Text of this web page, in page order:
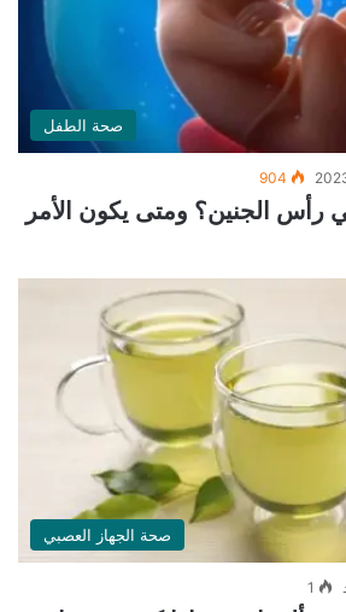
صحة الطفل
904
رأس الجنين؟ ومتى يكون الأمر
صحة الجهاز العصبي
1